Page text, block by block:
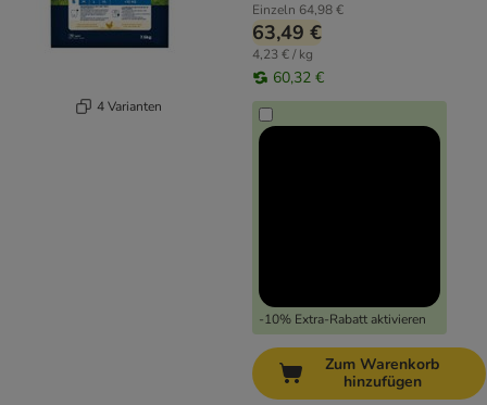
4 Varianten
Einzeln 64,98 €
63,49 €
4,23 € / kg
60,32 €
-10% Extra-Rabatt aktivieren
Zum Warenkorb
hinzufügen